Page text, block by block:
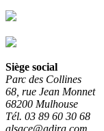
Siège social
Parc des Collines
68, rue Jean Monnet
68200 Mulhouse
Tél. 03 89 60 30 68